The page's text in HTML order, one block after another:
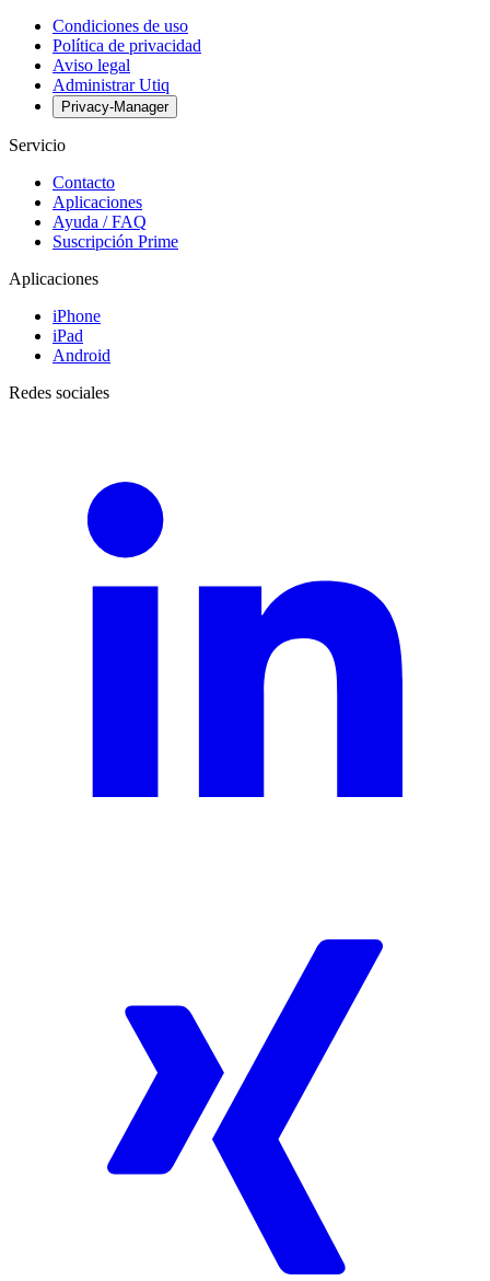
Condiciones de uso
Política de privacidad
Aviso legal
Administrar Utiq
Privacy-Manager
Servicio
Contacto
Aplicaciones
Ayuda / FAQ
Suscripción Prime
Aplicaciones
iPhone
iPad
Android
Redes sociales